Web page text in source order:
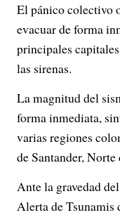
El pánico colectivo
evacuar de forma
principales
las sirenas.
La magnitud del
forma inmediata,
varias regiones
de Santander,
Ante la gravedad
Alerta de Tsunamis